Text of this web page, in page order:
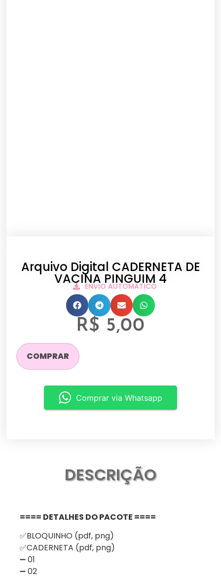
Arquivo Digital CADERNETA DE
VACINA PINGUIM 4
ENVIO AUTOMATICO
R$ 5,00
COMPRAR
Comprar via Whatsapp
DESCRIÇÃO
==== DETALHES DO PACOTE ====
✅BLOQUINHO (pdf, png)
✅CADERNETA (pdf, png)
➖ 01
➖ 02